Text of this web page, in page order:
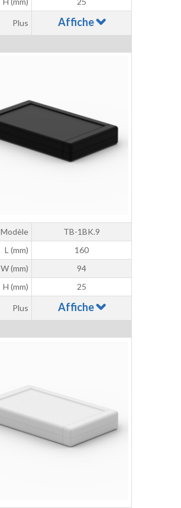
Plus Affiche
Modèle
TB-1BK.9
L (mm)
160
W (mm)
94
H (mm)
25
Plus Affiche